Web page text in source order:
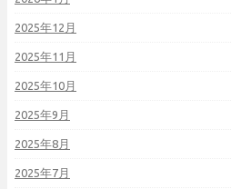
2025年12月
2025年11月
2025年10月
2025年9月
2025年8月
2025年7月